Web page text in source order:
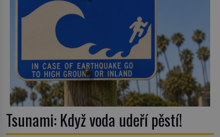
Tsunami: Když voda udeří pěstí!